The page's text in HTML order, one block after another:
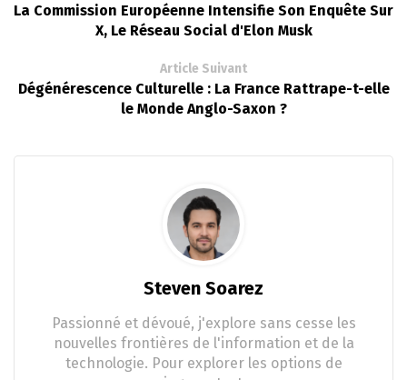
La Commission Européenne Intensifie Son Enquête Sur
X, Le Réseau Social d'Elon Musk
Article Suivant
Dégénérescence Culturelle : La France Rattrape-t-elle
le Monde Anglo-Saxon ?
Steven Soarez
Passionné et dévoué, j'explore sans cesse les
nouvelles frontières de l'information et de la
technologie. Pour explorer les options de